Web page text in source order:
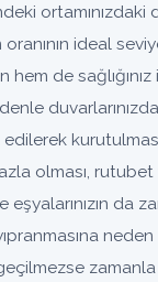
ortamınızdaki
ideal
hem de
olması,
eşyalarınızın da